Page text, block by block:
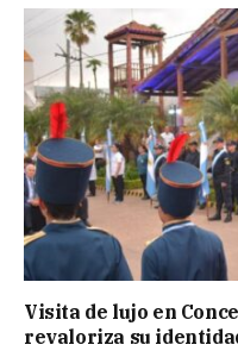
Visita de lujo en
revaloriza su